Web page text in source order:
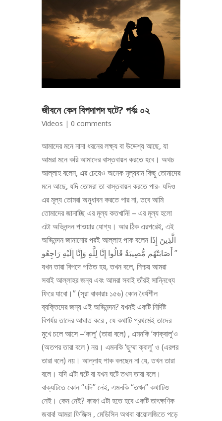
জীবনে কেন বিপদাপদ ঘটে? পর্বঃ ০২
Videos | 0 comments
আমাদের মনে নানা ধরনের লক্ষ্য বা উদ্দেশ্য আছে, যা
আমরা মনে করি আমাদের বাস্তবায়ন করতে হবে। অথচ
আল্লাহ বলেন, এর চেয়েও অনেক মূল্যবান কিছু তোমাদের
মনে আছে, যদি তোমরা তা বাস্তবায়ন করতে পার- যদিও
এর মূল্য তোমরা অনুধাবন করতে পার না, তবে আমি
তোমাদের জানাচ্ছি এর মূল্য কতখানি! – এর মূল্য হলো
এটা অভিনন্দন পাওয়ার যোগ্য। আর ঠিক এরপরেই, এই
অভিনন্দন জানানোর পরই আল্লাহ পাক বলেন الَّذِينَ إِذَا
أَصَابَتْهُم مُّصِيبَةٌ قَالُوا إِنَّا لِلَّهِ وَإِنَّا إِلَيْهِ رَاجِعُو ”
যখন তারা বিপদে পতিত হয়, তখন বলে, নিশ্চয় আমরা
সবাই আল্লাহর জন্য এবং আমরা সবাই তাঁরই সান্নিধ্যে
ফিরে যাবো।” (সূরা বাকারাঃ ১৫৬) কোন ধৈর্যশীল
ব্যক্তিদের জন্য এই অভিনন্দন? যখনই একটি নির্দিষ্ট
বিপর্যয় তাদের আঘাত করে , যে কথাটি প্রথমেই তাদের
মুখে চলে আসে –‘কালু’ (তারা বলে) , এমনকি ‘ফাক্বালু’ও
(অতপর তারা বলে ) নয়। এমনকি ‘ছুম্মা ক্বালু’ ও (এরপর
তারা বলে) নয়। আল্লাহ পাক বলছেন না যে, তখন তারা
বলে। যদি এটা ঘটে বা যখন ঘটে তখন তারা বলে।
বাক্যটিতে কোন “যদি” নেই, এমনকি “তখন” কথাটিও
নেই। কেন নেই? কারণ এটা হতে হবে একটি তাৎক্ষণিক
জবাব! আমরা ফিজিক্স , মেডিসিন অথবা বায়োলজিতে পড়ে